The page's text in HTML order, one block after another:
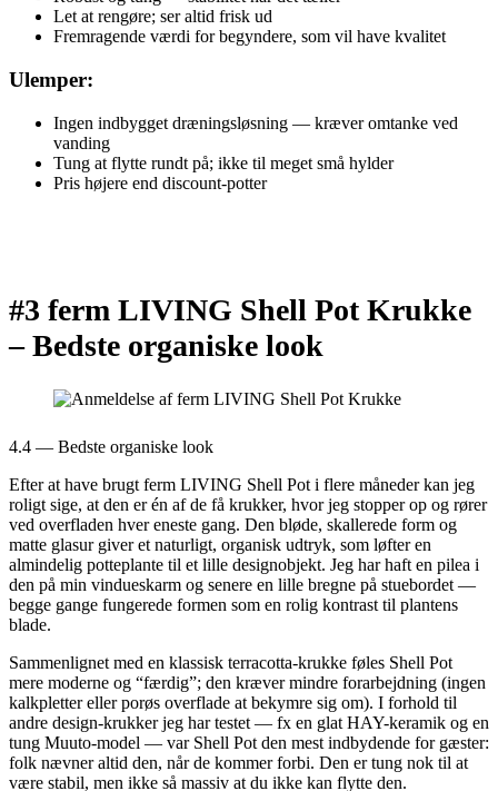
Let at rengøre; ser altid frisk ud
Fremragende værdi for begyndere, som vil have kvalitet
Ulemper:
Ingen indbygget dræningsløsning — kræver omtanke ved
vanding
Tung at flytte rundt på; ikke til meget små hylder
Pris højere end discount-potter
#3 ferm LIVING Shell Pot Krukke
–Bedste organiske look
4.4 — Bedste organiske look
Efter at have brugt ferm LIVING Shell Pot i flere måneder kan jeg
roligt sige, at den er én af de få krukker, hvor jeg stopper op og rører
ved overfladen hver eneste gang. Den bløde, skallerede form og
matte glasur giver et naturligt, organisk udtryk, som løfter en
almindelig potteplante til et lille designobjekt. Jeg har haft en pilea i
den på min vindueskarm og senere en lille bregne på stuebordet —
begge gange fungerede formen som en rolig kontrast til plantens
blade.
Sammenlignet med en klassisk terracotta-krukke føles Shell Pot
mere moderne og “færdig”; den kræver mindre forarbejdning (ingen
kalkpletter eller porøs overflade at bekymre sig om). I forhold til
andre design-krukker jeg har testet — fx en glat HAY-keramik og en
tung Muuto-model — var Shell Pot den mest indbydende for gæster:
folk nævner altid den, når de kommer forbi. Den er tung nok til at
være stabil, men ikke så massiv at du ikke kan flytte den.